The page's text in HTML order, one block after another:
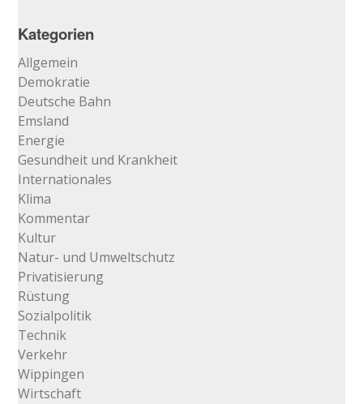
Archiv
Kategorien
Allgemein
Demokratie
Deutsche Bahn
Emsland
Energie
Gesundheit und Krankheit
Internationales
Klima
Kommentar
Kultur
Natur- und Umweltschutz
Privatisierung
Rüstung
Sozialpolitik
Technik
Verkehr
Wippingen
Wirtschaft